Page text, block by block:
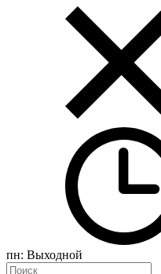
пн: Выходной